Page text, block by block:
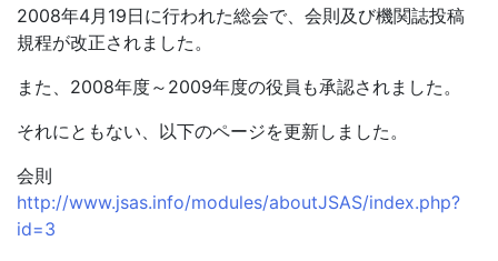
2008年4月19日に行われた総会で、会則及び機関誌投稿
規程が改正されました。
また、2008年度～2009年度の役員も承認されました。
それにともない、以下のページを更新しました。
会則
http://www.jsas.info/modules/aboutJSAS/index.php?
id=3